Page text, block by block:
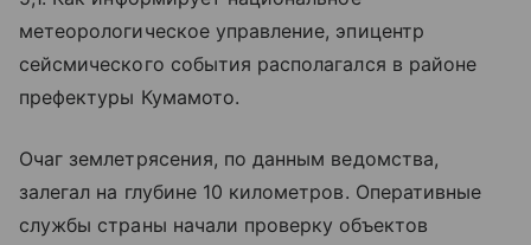
метеорологическое управление, эпицентр
сейсмического события располагался в районе
префектуры Кумамото.
Очаг землетрясения, по данным ведомства,
залегал на глубине 10 километров. Оперативные
службы страны начали проверку объектов